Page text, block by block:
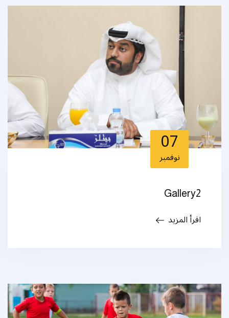
07
نوفمبر
Gallery2
اقرأ المزيد